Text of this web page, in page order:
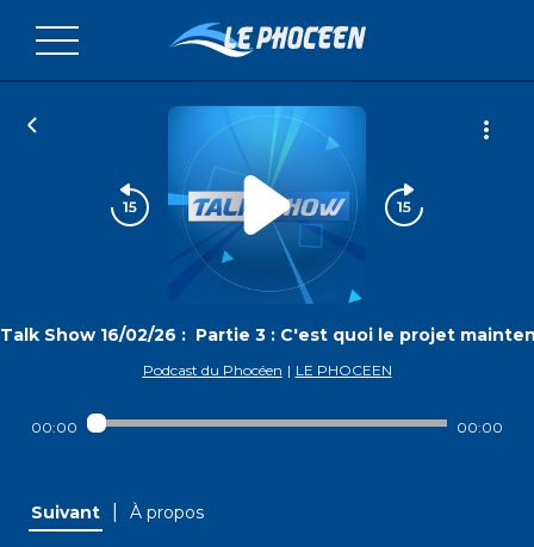
Talk Show 16/02/26 : Partie 3 : C'est quoi le projet
Podcast du Phocéen | LE PHOCEEN
00:00 00:00
Suivant À propos